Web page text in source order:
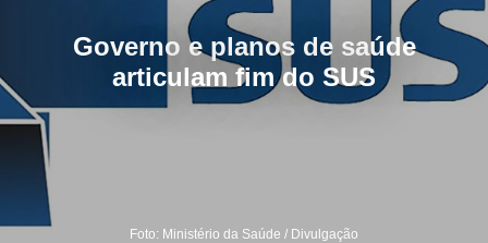
Governo e planos de saúde
articulam fim do SUS
Foto: Ministério da Saúde / Divulgação